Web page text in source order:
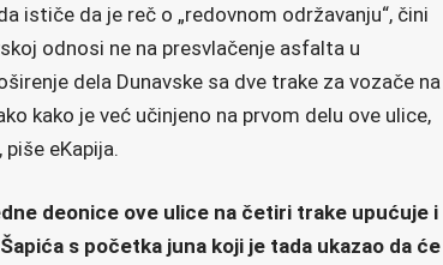
ističe da je reč o „redovnom održavanju“, čini
odnosi ne na presvlačenje asfalta u
dela Dunavske sa dve trake za vozače na
kako je već učinjeno na prvom delu ove ulice,
eKapija.
deonice ove ulice na četiri trake upućuje i
s početka juna koji je tada ukazao da će